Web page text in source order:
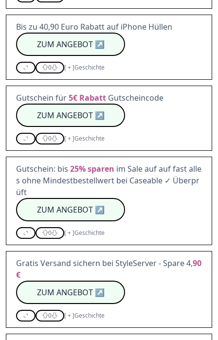
Bis zu 40,90 Euro Rabatt auf iPhone Hüllen
ZUM ANGEBOT↗
0 [+]Geschichte
Gutschein für5€ Rabatt Gutscheincode
ZUM ANGEBOT↗
0 [+]Geschichte
Gutschein: bis 25%sparen im Sale auf auf fast alle
s ohne Mindestbestellwert bei Caseable ✓ Überpr
üft
ZUM ANGEBOT↗
0 [+]Geschichte
Gratis Versand sichern bei StyleServer - Spare 4,90
€
ZUM ANGEBOT↗
0 [+]Geschichte